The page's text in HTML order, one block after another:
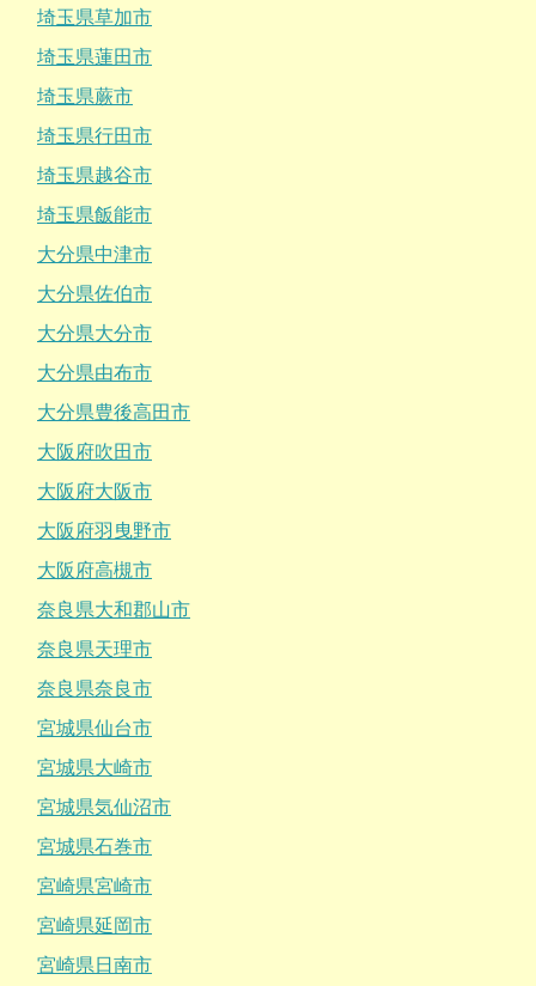
埼玉県草加市
埼玉県蓮田市
埼玉県蕨市
埼玉県行田市
埼玉県越谷市
埼玉県飯能市
大分県中津市
大分県佐伯市
大分県大分市
大分県由布市
大分県豊後高田市
大阪府吹田市
大阪府大阪市
大阪府羽曳野市
大阪府高槻市
奈良県大和郡山市
奈良県天理市
奈良県奈良市
宮城県仙台市
宮城県大崎市
宮城県気仙沼市
宮城県石巻市
宮崎県宮崎市
宮崎県延岡市
宮崎県日南市